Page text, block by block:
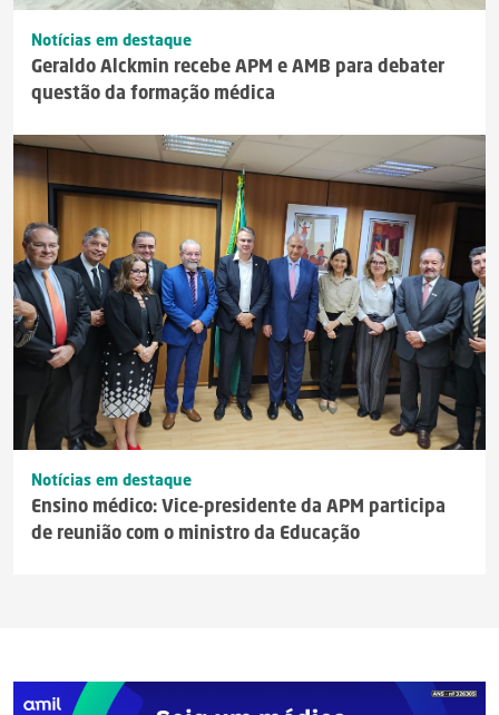
Notícias em destaque
Geraldo Alckmin recebe APM e AMB para debater
questão da formação médica
Notícias em destaque
Ensino médico: Vice-presidente da APM participa
de reunião com o ministro da Educação